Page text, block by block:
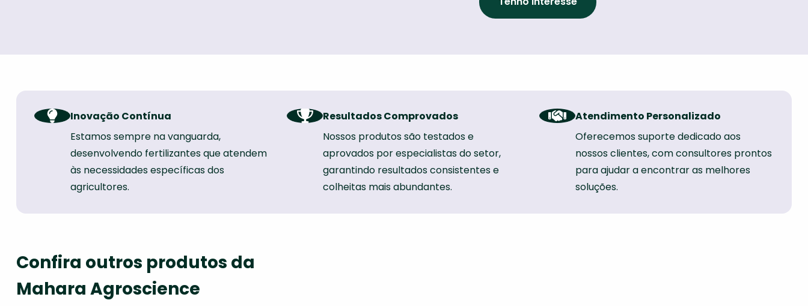
Inovação Contínua
Estamos sempre na vanguarda,
desenvolvendo fertilizantes que atendem
às necessidades específicas dos
agricultores.
Resultados Comprovados
Nossos produtos são testados e
aprovados por especialistas do setor,
garantindo resultados consistentes e
colheitas mais abundantes.
Atendimento Personalizado
Oferecemos suporte dedicado aos
nossos clientes, com consultores prontos
para ajudar a encontrar as melhores
soluções.
Confira outros produtos da
Mahara Agroscience